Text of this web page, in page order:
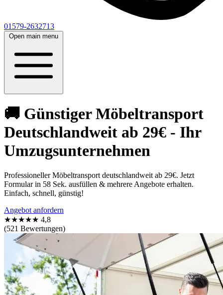
01579-2632713
Open main menu
🚚 Günstiger Möbeltransport
Deutschlandweit ab 29€ - Ihr
Umzugsunternehmen
Professioneller Möbeltransport deutschlandweit ab 29€. Jetzt
Formular in 58 Sek. ausfüllen & mehrere Angebote erhalten.
Einfach, schnell, günstig!
Angebot anfordern
★★★★★ 4,8
(521 Bewertungen)